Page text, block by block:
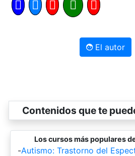
El autor
Contenidos que te
Los cursos más populares
-Autismo: Trastorno del